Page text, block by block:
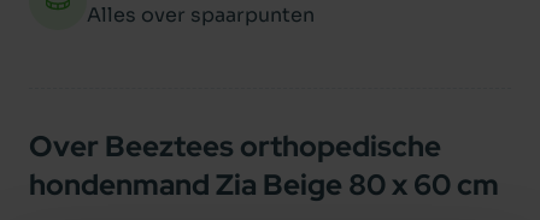
Alles over spaarpunten
Over Beeztees orthopedische
hondenmand Zia Beige 80 x 60 cm